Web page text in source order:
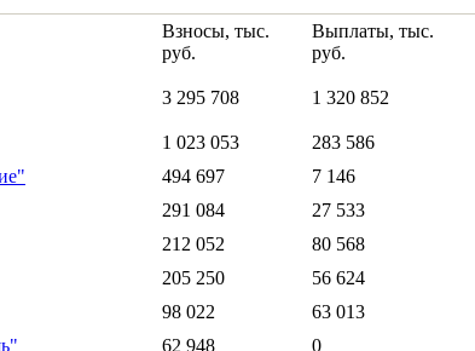
Взносы, тыс.
руб.
Выплаты, тыс.
руб.
3 295 708 1 320 852
1 023 053 283 586
494 697 7 146
291 084 27 533
212 052 80 568
205 250 56 624
98 022 63 013
62 948 0